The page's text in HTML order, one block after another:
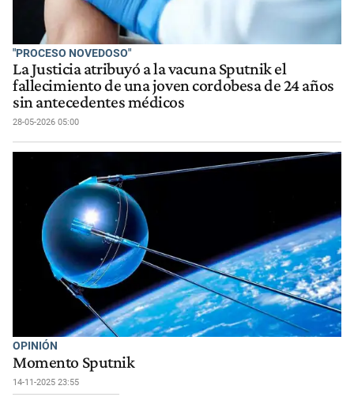
"PROCESO NOVEDOSO"
La Justicia atribuyó a la vacuna Sputnik el
fallecimiento de una joven cordobesa de 24 años
sin antecedentes médicos
28-05-2026 05:00
OPINIÓN
Momento Sputnik
14-11-2025 23:55